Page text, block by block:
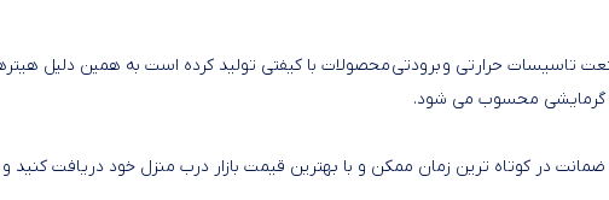
تاسیسات حرارتی و برودتی محصولات با کیفتی تولید کرده است به همین دلیل
و گرمایشی محسوب می شود.
ضمانت در کوتاه ترین زمان ممکن و با بهترین قیمت بازار درب منزل خود دریافت کنید و